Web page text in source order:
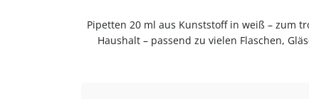
Pipetten 20 ml aus Kunststoff in weiß – zum
Haushalt – passend zu vielen Flaschen,
tropfgenauen Dosieren. Einfach in der